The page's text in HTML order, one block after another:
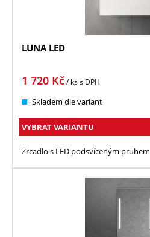
LUNA LED
1 720 Kč/ kss DPH
Skladem dle variant
VYBRAT VARIANTU
Zrcadlo s LED podsvíceným pruhem